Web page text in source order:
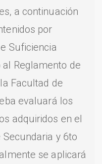
a continuación
por
Suficiencia
Reglamento de
Facultad de
evaluará los
adquiridos en el
y 6to
se aplicará